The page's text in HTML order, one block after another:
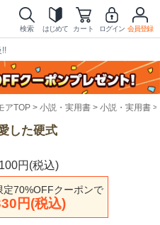
検索 はじめて カート ログイン 会員登録
!!
アTOP 小説・実用書 小説・実用書
した硬式
円(税込)
定70%OFFクーポンで
円(税込)